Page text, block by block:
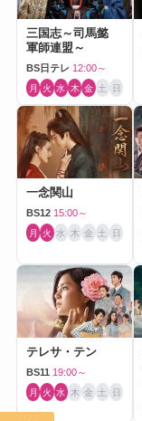
三国志～司馬懿
軍師連盟～
BS日テレ 12:00～
月 火 水 木 金 土 日
一念関山
BS12 15:00～
月 火 水 木 金 土 日
テレサ・テン
BS11 19:00～
月 火 水 木 金 土 日